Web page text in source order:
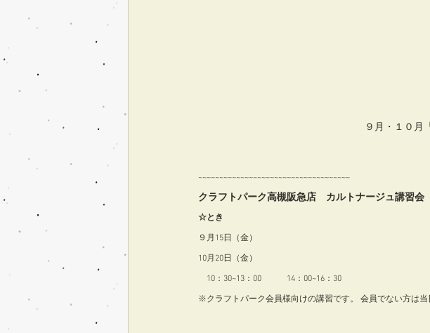
９月・１０月
~~~~~~~~~~~~~~~~~~~~~~~~~~~~~~~~~~~~
クラフトパーク高槻阪急店　カルトナージュ講習会
☆とき
９月15日（金）
10月20日（金）
10：30~13：00　　　14：00~16：30
※クラフトパーク会員様向けの講習です。 会員でない方は